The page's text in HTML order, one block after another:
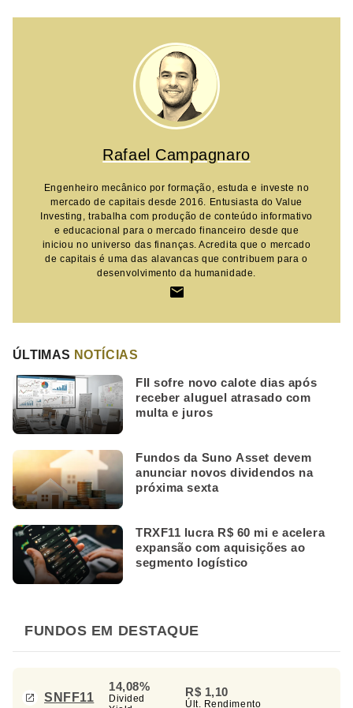
Rafael Campagnaro
Engenheiro mecânico por formação, estuda e investe no
mercado de capitais desde 2016. Entusiasta do Value
Investing, trabalha com produção de conteúdo informativo
e educacional para o mercado financeiro desde que
iniciou no universo das finanças. Acredita que o mercado
de capitais é uma das alavancas que contribuem para o
desenvolvimento da humanidade.
ÚLTIMAS NOTÍCIAS
FII sofre novo calote dias após
receber aluguel atrasado com
multa e juros
Fundos da Suno Asset devem
anunciar novos dividendos na
próxima sexta
TRXF11 lucra R$ 60 mi e acelera
expansão com aquisições ao
segmento logístico
FUNDOS EM DESTAQUE
SNFF11
14,08%
Divided
R$ 1,10
Últ. Rendimento